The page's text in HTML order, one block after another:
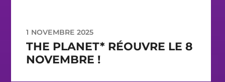
1 NOVEMBRE 2025
THE PLANET* RÉOUVRE LE 8
NOVEMBRE !